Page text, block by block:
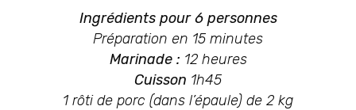
Ingrédients pour 6 personnes
Préparation en 15 minutes
Marinade : 12 heures
Cuisson 1h45
1 rôti de porc (dans l’épaule) de 2 kg